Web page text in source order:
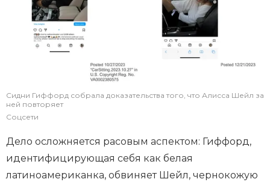
Сидни Гиффорд собрала доказательства того, что Алисса Шейл за
ней повторяет
Соцсети
Дело осложняется расовым аспектом: Гиффорд,
идентифицирующая себя как белая
латиноамериканка, обвиняет Шейл, чернокожую